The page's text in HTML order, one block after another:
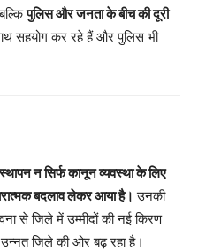
पुलिस और जनता के बीच की दूरी
सहयोग कर रहे हैं और पुलिस भी
न सिर्फ कानून व्यवस्था के लिए
बदलाव लेकर आया है। उनकी
से जिले में उम्मीदों की नई किरण
जिले की ओर बढ़ रहा है।